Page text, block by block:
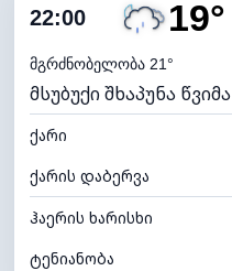
ღრუბლიანობა
ნამის წერტილი
ხილვადობა
განათების ინდექსი
ღრუბლის სიმაღლე
22:00 19°
მგრძნობელობა 21°
მსუბუქი შხაპუნა წვიმა
ქარი
ქარის დაბერვა
ჰაერის ხარისხი
ტენიანობა